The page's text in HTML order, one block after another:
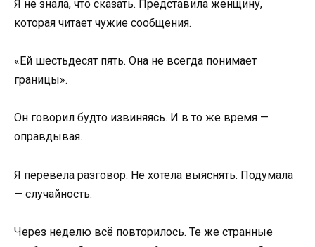
Я не знала, что сказать. Представила женщину,
которая читает чужие сообщения.
«Ей шестьдесят пять. Она не всегда понимает
границы».
Он говорил будто извиняясь. И в то же время —
оправдывая.
Я перевела разговор. Не хотела выяснять. Подумала
— случайность.
Через неделю всё повторилось. Те же странные